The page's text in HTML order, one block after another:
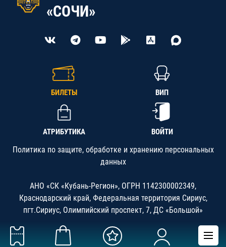
«СОЧИ»
БИЛЕТЫ ВИП
АТРИБУТИКА ВОЙТИ
Политика по защите, обработке и хранению персональных
данных
АНО «СК «Кубань-Регион», ОГРН 1142300002349,
Краснодарский край, Федеральная территория Сириус,
пгт.Сириус, Олимпийский проспект, 7, ДС «Большой»